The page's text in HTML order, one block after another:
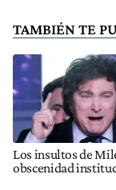
TAMBIÉN TE
Los insultos de
obscenidad